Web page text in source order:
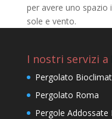
per avere uno
sole e vento.
I nostri servizi a
Pergolato
Pergolato Roma
Pergole Addossate